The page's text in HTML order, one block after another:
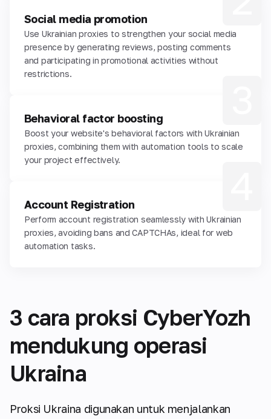
Social media promotion
Use Ukrainian proxies to strengthen your social media
presence by generating reviews, posting comments
and participating in promotional activities without
restrictions.
Behavioral factor boosting
Boost your website's behavioral factors with Ukrainian
proxies, combining them with automation tools to scale
your project effectively.
Account Registration
Perform account registration seamlessly with Ukrainian
proxies, avoiding bans and CAPTCHAs, ideal for web
automation tasks.
3 cara proksi CyberYozh
mendukung operasi
Ukraina
Proksi Ukraina digunakan untuk menjalankan